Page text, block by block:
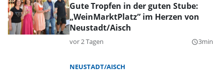
Gute Tropfen in der guten Stube:
„WeinMarktPlatz” im Herzen von
Neustadt/Aisch
vor 2 Tagen query_builder3min
NEUSTADT/AISCH